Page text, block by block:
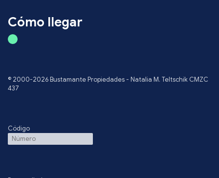
Cómo llegar
© 2000-2026 Bustamante Propiedades - Natalia M. Teltschik CMZC
437
Código